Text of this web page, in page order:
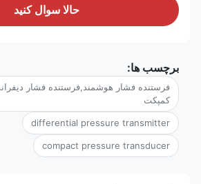
حالا سوال کنيد
برچسب ها:
فرستنده فشار هوشمند,فرستنده فشار
کمپکت
differential pressure transmitter
compact pressure transducer